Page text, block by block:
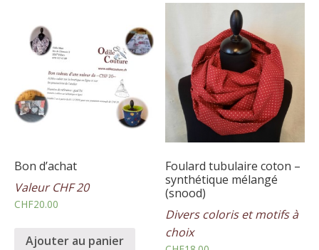
Bon d’achat
Valeur CHF 20
CHF20.00
Ajouter au panier
Foulard tubulaire coton –
synthétique mélangé
(snood)
Divers coloris et motifs à
choix